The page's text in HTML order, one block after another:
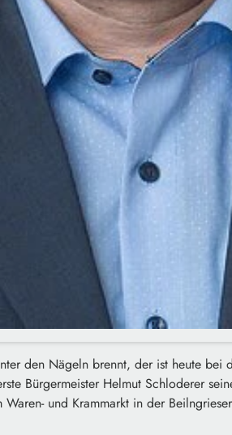
den Nägeln brennt, der ist heute bei
Bürgermeister Helmut Schloderer
und Krammarkt in der